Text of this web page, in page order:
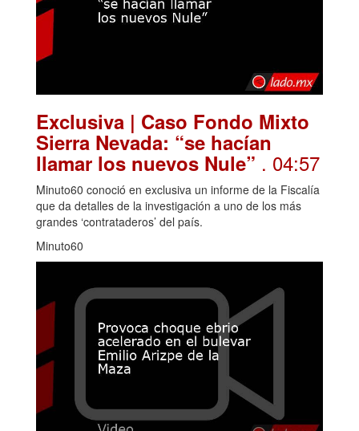
Exclusiva | Caso Fondo Mixto
Sierra Nevada: “se hacían
llamar los nuevos Nule” . 04:57
Minuto60 conoció en exclusiva un informe de la Fiscalía
que da detalles de la investigación a uno de los más
grandes ‘contrataderos’ del país.
Minuto60